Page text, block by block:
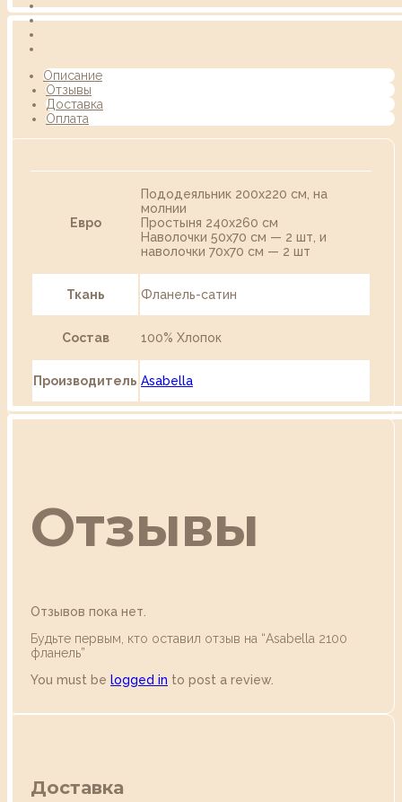
Описание
Отзывы
Доставка
Оплата
Евро
Пододеяльник 200х220 см, на
молнии
Простыня 240х260 см
Наволочки 50х70 см — 2 шт, и
наволочки 70х70 см — 2 шт
Ткань Фланель-сатин
Состав 100% Хлопок
Производитель Asabella
Отзывы
Отзывов пока нет.
Будьте первым, кто оставил отзыв на “Аsabella 2100
фланель”
You must be logged in to post a review.
Доставка